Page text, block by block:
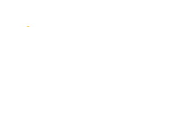
-